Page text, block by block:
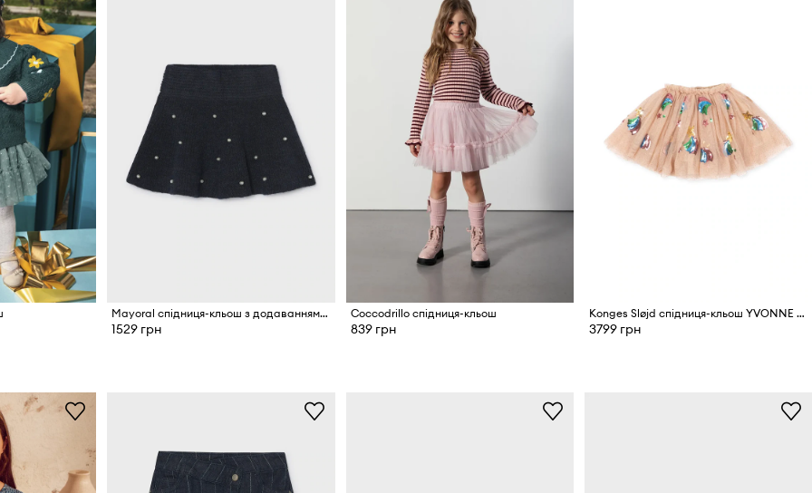
Mayoral спідниця-кльош з додаванням вовни
1529 грн
Coccodrillo спідниця-кльош
839 грн
Konges Sløjd спідниця-кльош YVONNE SKIRT GRS
3799 грн